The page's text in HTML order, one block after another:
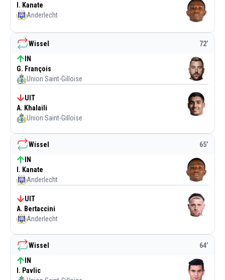
Wissel 64’
IN
I. Pavlic
Wissel 65’
IN
I. Kanate
Anderlecht
UIT
A. Bertaccini
Anderlecht
Wissel 72’
IN
G. François
Union Saint-Gilloise
UIT
A. Khalaili
Union Saint-Gilloise
I. Kanate
Anderlecht